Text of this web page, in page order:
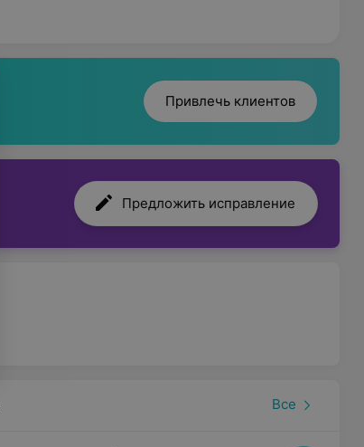
Привлечь клиентов
Предложить исправление
Все